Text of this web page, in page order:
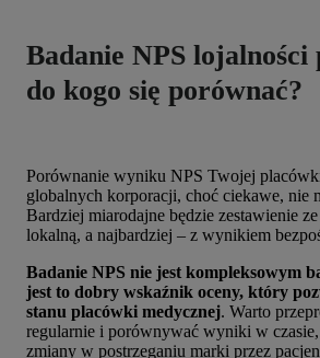
Badanie NPS lojalności
do kogo się porównać?
Porównanie wyniku NPS Twojej
globalnych korporacji, choć ciekawe, nie
Bardziej miarodajne będzie zestawienie
lokalną, a najbardziej – z wynikiem
Badanie NPS nie jest kompleksowym
jest to dobry wskaźnik oceny, który
stanu placówki medycznej. Warto
regularnie i porównywać wyniki w
zmiany w postrzeganiu marki przez